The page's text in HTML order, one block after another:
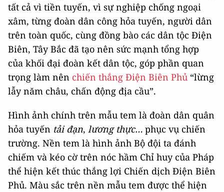
tất cả vì tiền tuyến, vì sự nghiệp chống ngoại
xâm, từng đoàn dân công hỏa tuyến, người dân
trên toàn quốc, cùng đồng bào các dân tộc Điện
Biên, Tây Bắc đã tạo nên sức mạnh tổng hợp
của khối đại đoàn kết dân tộc, góp phần quan
trọng làm nên chiến thắng Điện Biên Phủ “lừng
lẫy năm châu, chấn động địa cầu”.
Hình ảnh chính trên mẫu tem là đoàn dân quân
hỏa tuyến tải đạn, lương thực… phục vụ chiến
trường. Nền tem là hình ảnh Bộ đội ta đánh
chiếm và kéo cờ trên nóc hầm Chỉ huy của Pháp
thể hiện kết thúc thắng lợi Chiến dịch Điện Biên
Phủ. Màu sắc trên nền mẫu tem được thể hiện